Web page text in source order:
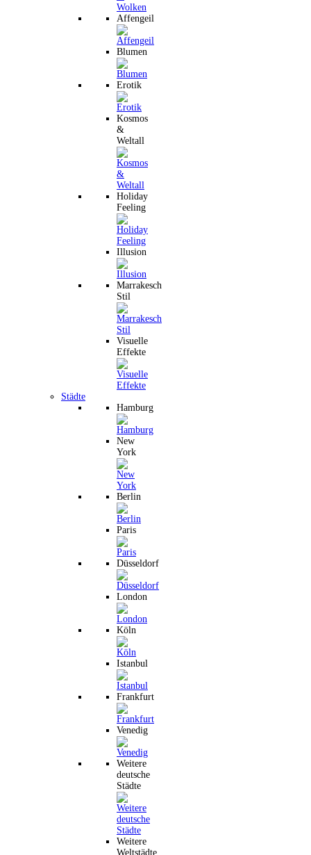
Affengeil
Blumen
Erotik
Kosmos
&
Weltall
Holiday
Feeling
Illusion
Marrakesch
Stil
Visuelle
Effekte
Städte
Hamburg
New
York
Berlin
Paris
Düsseldorf
London
Köln
Istanbul
Frankfurt
Venedig
Weitere
deutsche
Städte
Weitere
Weltstädte